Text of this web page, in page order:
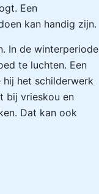
Een
kan handig zijn.
In de winterperiode
te luchten. Een
het schilderwerk
bij vrieskou en
Dat kan ook